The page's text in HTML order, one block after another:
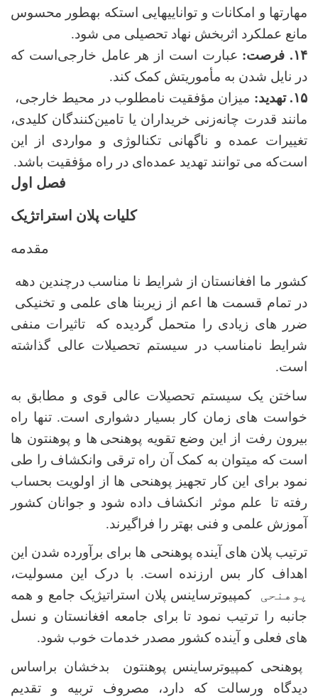
مهارتها و امکانات و تواناییهایی استکه بهطور محسوس
مانع عملکرد اثربخش نهاد تحصیلی می شود.
۱۴. فرصت
: عبارت است از هر عامل خارجی‌است که
در نایل شدن به مأموریتش کمک کند.
۱۵. تهدید
: میزان مؤفقیت نامطلوب در محیط خارجی،
مانند قدرت چانه‌زنی خریداران یا تامین‌کنندگان کلیدی،
تغییرات عمده و ناگهانی تکنالوژی و مواردی از این
است‌که می توانند تهدید عمده‌ای در راه مؤفقیت باشد.
فصل اول
کلیات پلان استراتژیک
مقدمه
کشور ما افغانستان از شرایط نا مناسب درچندین دهه
در تمام قسمت ها اعم از زیربنا های علمی و تخنیکی
ضرر های زیادی را متحمل گردیده که
تاثیرات منفی
شرایط نامناسب در سیستم تحصیلات عالی گذاشته
است.
ساختن یک سیستم تحصیلات عالی قوی و مطابق به
خواست های زمان کار بسیار دشواری است. تنها راه
بیرون رفت از این وضع تقویه پوهنحی ها و پوهنتون ها
است که میتوان به کمک آن راه ترقی وانکشاف را طی
نمود برای این کار تجهیز پوهنحی ها از اولویت بحساب
رفته تا
علم موثر
انکشاف داده شود و جوانان کشور
آموزش علمی و فنی بهتر را فراگیرند.
ترتیب پلان های آینده پوهنحی ها برای برآورده شدن این
اهداف کار بس ارزنده است. با درک این مسولیت،
پوهنحی
کمپیوترساینس پلان استراتیژیک جامع و همه
جانبه را ترتیب نمود تا برای جامعه افغانستان و نسل
های فعلی و آینده کشور مصدر خدمات خوب شود.
پوهنحی کمپیوترساینس پوهنتون بدخشان براساس
دیدگاه ورسالت که دارد، مصروف تربیه و تقدیم